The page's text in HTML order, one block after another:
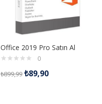
Office 2019 Pro Satın Al
0
₺899,99 ₺89,90